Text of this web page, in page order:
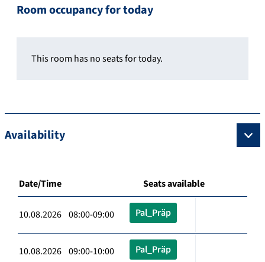
Room occupancy for today
This room has no seats for today.
Availability
Date/Time Seats available
10.08.2026 08:00-09:00 Pal_Präp
10.08.2026 09:00-10:00 Pal_Präp